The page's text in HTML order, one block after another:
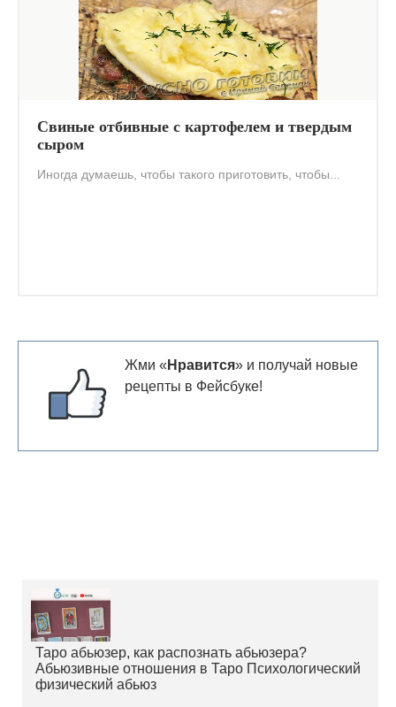
Свиные отбивные с картофелем и твердым
сыром
Иногда думаешь, чтобы такого приготовить, чтобы...
Жми « Нравится» и получай новые
рецепты в Фейсбуке!
Таро абьюзер, как распознать абьюзера?
Абьюзивные отношения в Таро Психологический
физический абьюз